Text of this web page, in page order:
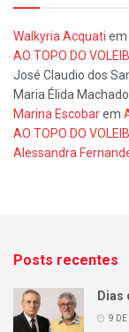
Walkyria Acquati em
AO TOPO DO
José Claudio dos
Maria Élida Machado
Marina Escobarem
AO TOPO DO
Alessandra
Posts recentes
Dias
9